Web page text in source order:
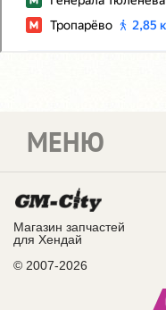
Магазин запчастей
для Хендай
© 2007-2026
МЕНЮ